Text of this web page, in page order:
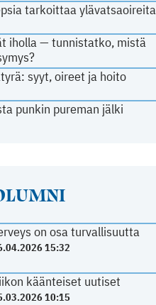
tarkoittaa ylävatsaoireita
iholla — tunnistatko, mistä
syyt, oireet ja hoito
punkin pureman jälki
on osa turvallisuutta
15:32
käänteiset uutiset
10:15